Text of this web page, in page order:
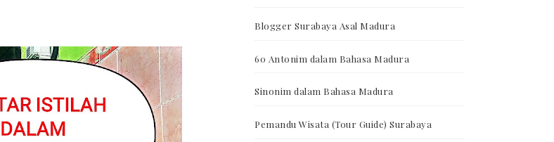
Blogger Surabaya Asal Madura
60 Antonim dalam Bahasa Madura
Sinonim dalam Bahasa Madura
Pemandu Wisata (Tour Guide) Surabaya